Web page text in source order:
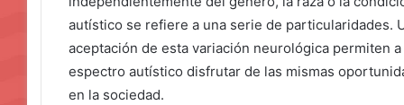
autístico se refiere a una serie de particularidades.
aceptación de esta variación neurológica permiten
espectro autístico disfrutar de las mismas
en la sociedad.